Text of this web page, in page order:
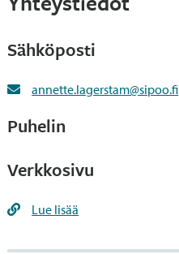
Sähköposti
annette.lagerstam@sipoo.fi
Puhelin
Verkkosivu
Lue lisää